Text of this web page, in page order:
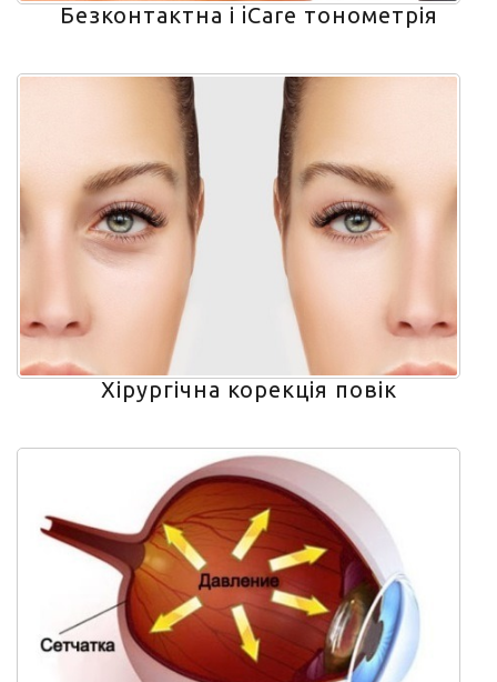
Безконтактна і iCare тонометрія
Хірургічна корекція повік